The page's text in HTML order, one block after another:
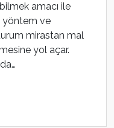
amacı ile
yöntem ve
mirastan mal
yol açar.